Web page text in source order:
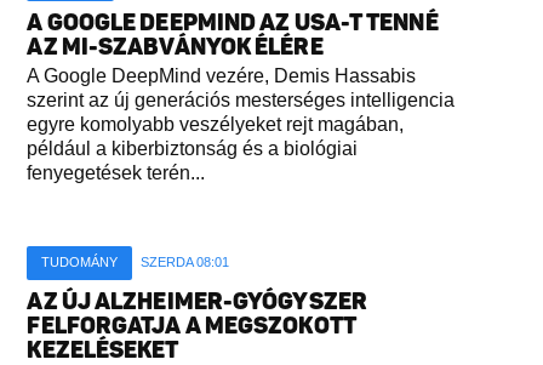
A GOOGLE DEEPMIND AZ USA-T TENNÉ
AZ MI-SZABVÁNYOK ÉLÉRE
A Google DeepMind vezére, Demis Hassabis
szerint az új generációs mesterséges intelligencia
egyre komolyabb veszélyeket rejt magában,
például a kiberbiztonság és a biológiai
fenyegetések terén...
TUDOMÁNY SZERDA 08:01
AZ ÚJ ALZHEIMER-GYÓGYSZER
FELFORGATJA A MEGSZOKOTT
KEZELÉSEKET